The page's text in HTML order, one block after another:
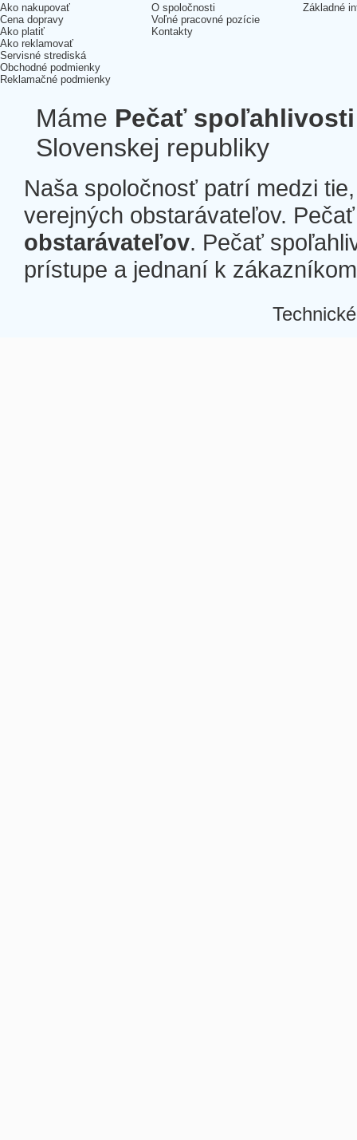
Ako nakupovať
Cena dopravy
Ako platiť
Ako reklamovať
Servisné strediská
Obchodné podmienky
Reklamačné podmienky
O spoločnosti
Voľné pracovné pozície
Kontakty
Základné
Máme Pečať spoľahlivosti
Slovenskej republiky
Naša spoločnosť patrí medzi
verejných obstarávateľov.
obstarávateľov. Pečať
prístupe a jednaní k